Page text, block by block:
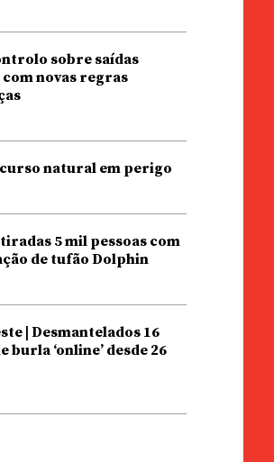
sobre saídas
novas regras
natural em perigo
5 mil pessoas com
de tufão Dolphin
| Desmantelados 16
burla ‘online’ desde 26